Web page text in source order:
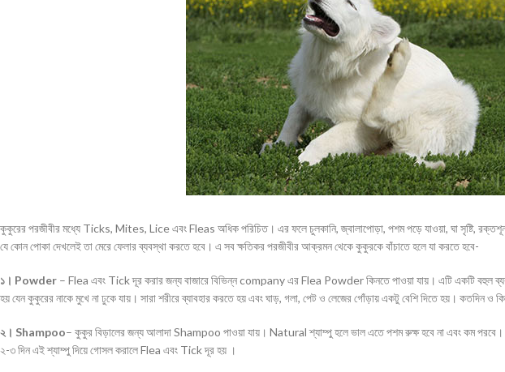
কুকুরের পরজীবীর মধ্যে Ticks, Mites, Lice এবং Fleas অধিক পরিচিত। এর ফলে চুলকানি, জ্বালাপোড়া, পশম পড়ে যাওয়া, ঘা সৃষ্টি,
যে কোন পোকা দেখলেই তা মেরে ফেলার ব্যবস্থা করতে হবে। এ সব ক্ষতিকর পরজীবীর আক্রমন থেকে কুকুরকে বাঁচাতে হলে যা করতে হবে-
১। Powder – Flea এবং Tick দূর করার জন্য বাজারে বিভিন্ন company এর Flea Powder কিনতে পাওয়া যায়। এটি একটি বহুল
হয় যেন কুকুরের নাকে মুখে না ঢুকে যায়। সারা শরীরে ব্যাবহার করতে হয় এবং ঘাড়, গলা, পেট ও লেজের গোঁড়ায় একটু বেশি দিতে হয়। কতদিন ও কি
২। Shampoo– কুকুর বিড়ালের জন্য আলাদা Shampoo পাওয়া যায়। Natural শ্যাম্পু হলে ভাল এতে পশম রুক্ষ হবে না এবং কম পরবে।
২-৩ দিন এই শ্যাম্পু দিয়ে গোসল করালে Flea এবং Tick দূর হয় ।